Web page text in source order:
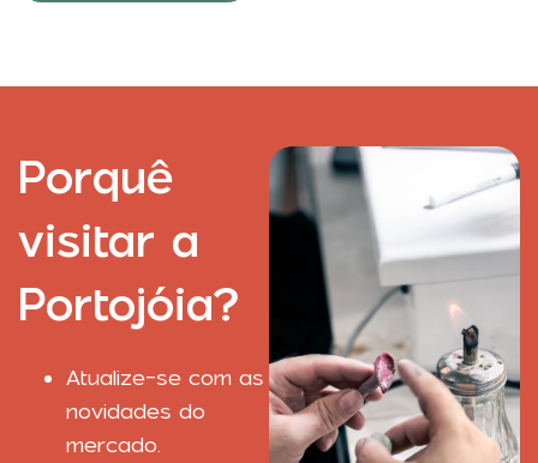
Porquê
visitar a
Portojóia?
Atualize-se com as
novidades do
mercado.